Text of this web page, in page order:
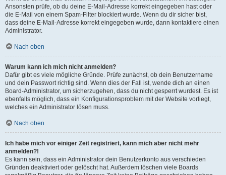
Ansonsten prüfe, ob du deine E-Mail-Adresse korrekt eingegeben hast oder
die E-Mail von einem Spam-Filter blockiert wurde. Wenn du dir sicher bist,
dass deine E-Mail-Adresse korrekt eingegeben wurde, dann kontaktiere einen
Administrator.
Nach oben
Warum kann ich mich nicht anmelden?
Dafür gibt es viele mögliche Gründe. Prüfe zunächst, ob dein Benutzername
und dein Passwort richtig sind. Wenn dies der Fall ist, wende dich an einen
Board-Administrator, um sicherzugehen, dass du nicht gesperrt wurdest. Es ist
ebenfalls möglich, dass ein Konfigurationsproblem mit der Website vorliegt,
welches ein Administrator lösen muss.
Nach oben
Ich habe mich vor einiger Zeit registriert, kann mich aber nicht mehr
anmelden?!
Es kann sein, dass ein Administrator dein Benutzerkonto aus verschieden
Gründen deaktiviert oder gelöscht hat. Außerdem löschen viele Boards